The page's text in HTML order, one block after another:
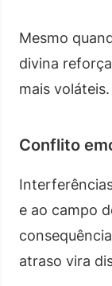
Mesmo
divina
mais voláteis.
Conflito
e ao campo
atraso vira